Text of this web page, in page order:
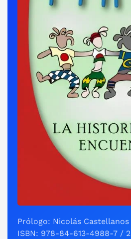
Prólogo: Nicolás Castellanos
ISBN: 978-84-613-4988-7 /